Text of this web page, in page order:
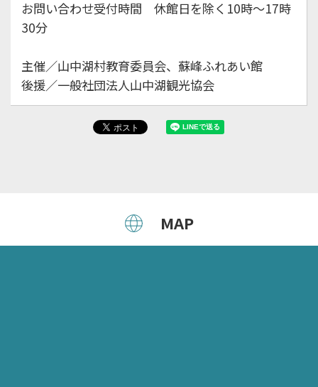
お問い合わせ受付時間 休館日を除く10時～17時
30分
主催／山中湖村教育委員会、蘇峰ふれあい館
後援／一般社団法人山中湖観光協会
MAP